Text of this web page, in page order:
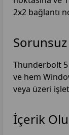
2x2 bağlantı
Thunderbolt 5
ve hem
veya üzeri
İçerik